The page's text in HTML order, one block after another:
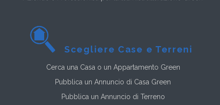
Scegliere Case e Terreni
Cerca una Casa o un Appartamento Green
Pubblica un Annuncio di Casa Green
Pubblica un Annuncio di Terreno